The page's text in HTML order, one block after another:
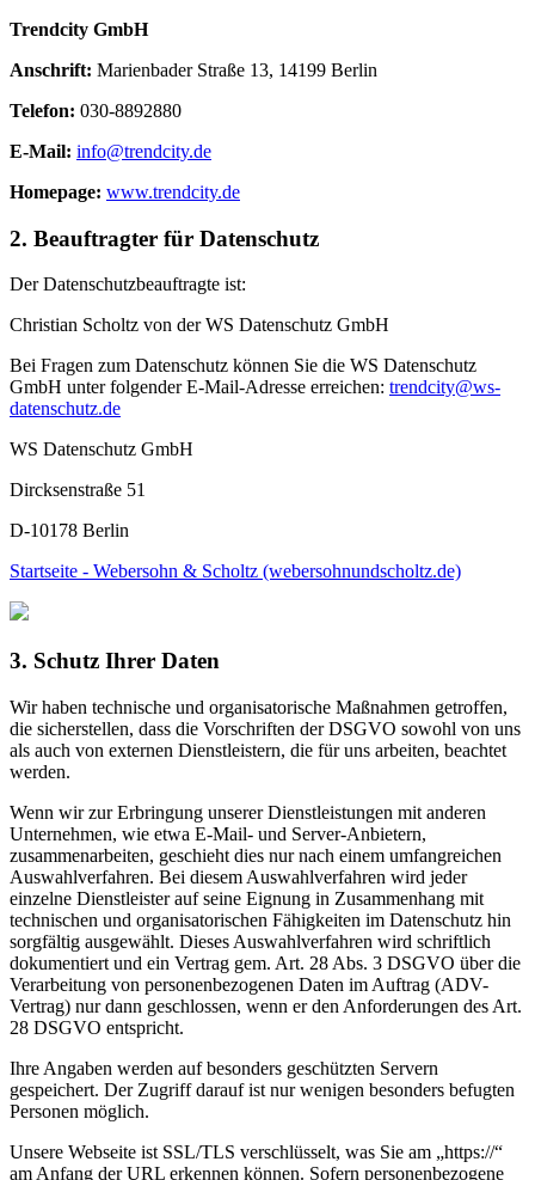
Trendcity GmbH
Anschrift: Marienbader Straße 13, 14199 Berlin
Telefon: 030-8892880
E-Mail: info@trendcity.de
Homepage: www.trendcity.de
2. Beauftragter für Datenschutz
Der Datenschutzbeauftragte ist:
Christian Scholtz von der WS Datenschutz GmbH
Bei Fragen zum Datenschutz können Sie die WS Datenschutz
GmbH unter folgender E-Mail-Adresse erreichen: trendcity@ws-
datenschutz.de
WS Datenschutz GmbH
Dircksenstraße 51
D-10178 Berlin
Startseite - Webersohn & Scholtz (webersohnundscholtz.de)
3. Schutz Ihrer Daten
Wir haben technische und organisatorische Maßnahmen getroffen,
die sicherstellen, dass die Vorschriften der DSGVO sowohl von uns
als auch von externen Dienstleistern, die für uns arbeiten, beachtet
werden.
Wenn wir zur Erbringung unserer Dienstleistungen mit anderen
Unternehmen, wie etwa E-Mail- und Server-Anbietern,
zusammenarbeiten, geschieht dies nur nach einem umfangreichen
Auswahlverfahren. Bei diesem Auswahlverfahren wird jeder
einzelne Dienstleister auf seine Eignung in Zusammenhang mit
technischen und organisatorischen Fähigkeiten im Datenschutz hin
sorgfältig ausgewählt. Dieses Auswahlverfahren wird schriftlich
dokumentiert und ein Vertrag gem. Art. 28 Abs. 3 DSGVO über die
Verarbeitung von personenbezogenen Daten im Auftrag (ADV-
Vertrag) nur dann geschlossen, wenn er den Anforderungen des Art.
28 DSGVO entspricht.
Ihre Angaben werden auf besonders geschützten Servern
gespeichert. Der Zugriff darauf ist nur wenigen besonders befugten
Personen möglich.
Unsere Webseite ist SSL/TLS verschlüsselt, was Sie am „https://“
am Anfang der URL erkennen können. Sofern personenbezogene